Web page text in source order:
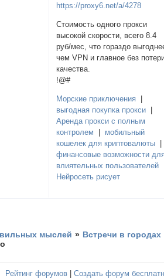
https://proxy6.net/a/4278
Стоимость одного прокси
высокой скорости, всего 8.4
руб/мес, что гораздо
чем VPN и главное без
качества.
!@#
Морские приключения
выгодная покупка прокси
Аренда прокси с полным
контролем
мобильный
кошелек для криптовалюты
финансовые возможности
влиятельных пользователей
Нейросеть рисует
мыслей » Встречи в городах
Рейтинг форумов |Создать форум